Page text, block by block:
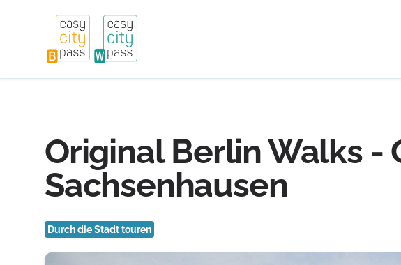
Original Berlin Walks
Sachsenhausen
Durch die Stadt touren